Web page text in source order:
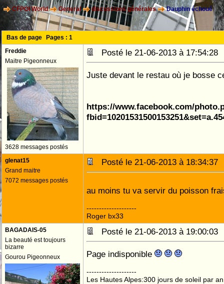
CFPOI World General discussions générales Dauphin échoué
Bas de page Pages : 1
Freddie
Maitre Pigeonneux
3628 messages postés
Posté le 21-06-2013 à
Juste devant le restau où je bosse
https://www.facebook.com/
glenat15
Grand maitre
7072 messages postés
Posté le 21-06-2013 à
au moins tu va servir du poisson
--------------------
Roger bx33
BAGADAIS-05
La beauté est toujours
bizarre
Gourou Pigeonneux
Posté le 21-06-2013 à
Page indisponible
--------------------
Les Hautes Alpes:300 jours de soleil par an